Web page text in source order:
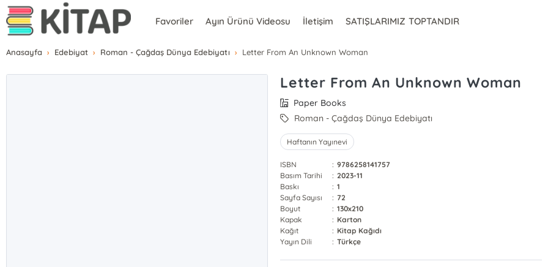
Favoriler Ayın Ürünü Videosu İletişim SATIŞLARIMIZ TOPTANDIR
Anasayfa Edebiyat Roman - Çağdaş Dünya Edebiyatı Letter From An Unknown Woman
Letter From An Unknown Woman
Paper Books
Roman - Çağdaş Dünya Edebiyatı
Haftanın Yayınevi
ISBN : 9786258141757
Basım Tarihi
: 2023-11
Baskı
: 1
Sayfa Sayısı
: 72
Boyut
: 130x210
Kapak
: Karton
Kağıt
: Kitap Kağıdı
Yayın Dili
: Türkçe